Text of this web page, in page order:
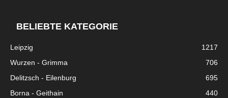
BELIEBTE KATEGORIE
Leipzig
1217
Wurzen - Grimma
706
Delitzsch - Eilenburg
695
Borna - Geithain
440